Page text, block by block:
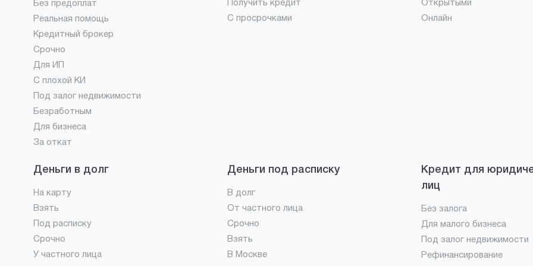
Без предоплат
Реальная помощь
Кредитный брокер
Срочно
Для ИП
С плохой КИ
Под залог недвижимости
Безработным
Для бизнеса
За откат
Получить кредит
С просрочками
Открытыми
Онлайн
Деньги в долг
На карту
Взять
Под расписку
Срочно
У частного лица
Деньги под расписку
В долг
От частного лица
Срочно
Взять
В Москве
Кредит для
лиц
Без залога
Для малого бизнеса
Под залог недвижимости
Рефинансирование